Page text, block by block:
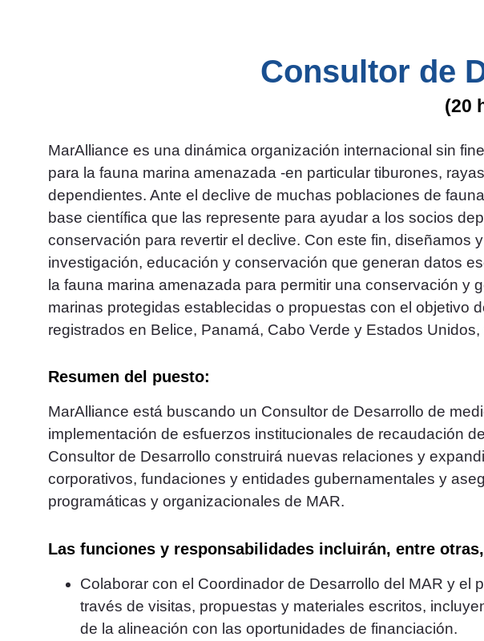
Consultor de
(20
MarAlliance es una dinámica organización internacional sin
para la fauna marina amenazada -en particular tiburones,
dependientes. Ante el declive de muchas poblaciones de
base científica que las represente para ayudar a los socios
conservación para revertir el declive. Con este fin,
investigación, educación y conservación que generan datos
la fauna marina amenazada para permitir una conservación
marinas protegidas establecidas o propuestas con el objetivo
registrados en Belice, Panamá, Cabo Verde y Estados
Resumen del puesto:
MarAlliance está buscando un Consultor de Desarrollo de
implementación de esfuerzos institucionales de recaudación
Consultor de Desarrollo construirá nuevas relaciones y
corporativos, fundaciones y entidades gubernamentales y
programáticas y organizacionales de MAR.
Las funciones y responsabilidades incluirán, entre
Colaborar con el Coordinador de Desarrollo del MAR y el
través de visitas, propuestas y materiales escritos,
de la alineación con las oportunidades de financiación.